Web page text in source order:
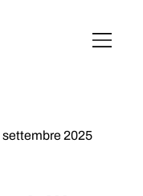
settembre 2025